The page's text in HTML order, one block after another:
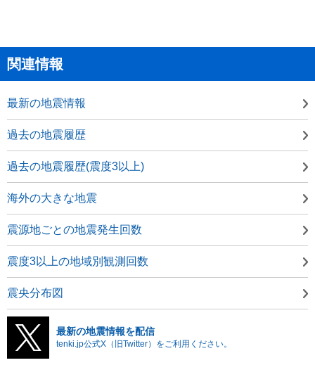
関連情報
最新の地震情報
過去の地震履歴
過去の地震履歴(震度3以上)
海外の大きな地震
震源地ごとの地震発生回数
震度3以上の地域別観測回数
震央分布図
最新の地震情報を配信
tenki.jp公式X（旧Twitter）をご利用ください。